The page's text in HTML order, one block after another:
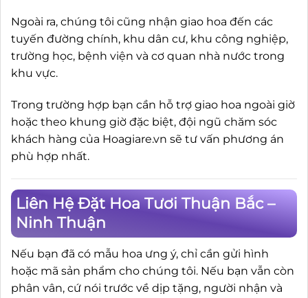
Ngoài ra, chúng tôi cũng nhận giao hoa đến các
tuyến đường chính, khu dân cư, khu công nghiệp,
trường học, bệnh viện và cơ quan nhà nước trong
khu vực.
Trong trường hợp bạn cần hỗ trợ giao hoa ngoài giờ
hoặc theo khung giờ đặc biệt, đội ngũ chăm sóc
khách hàng của Hoagiare.vn sẽ tư vấn phương án
phù hợp nhất.
Liên Hệ Đặt Hoa Tươi Thuận Bắc –
Ninh Thuận
Nếu bạn đã có mẫu hoa ưng ý, chỉ cần gửi hình
hoặc mã sản phẩm cho chúng tôi. Nếu bạn vẫn còn
phân vân, cứ nói trước về dịp tặng, người nhận và